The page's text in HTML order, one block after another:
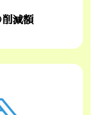
減額